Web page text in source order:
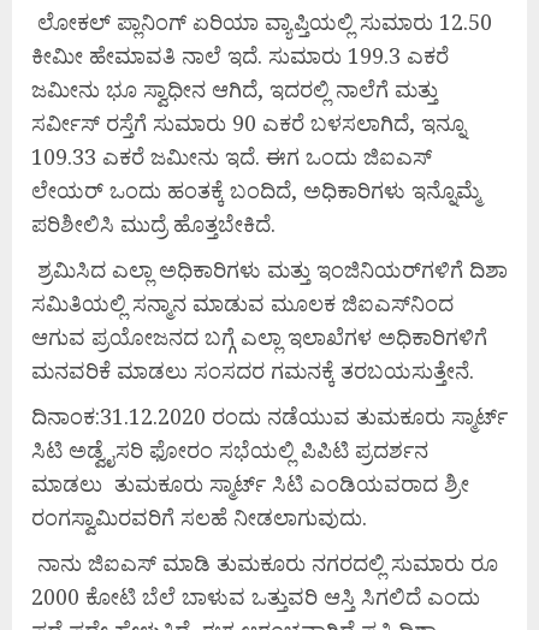
ಲೋಕಲ್ ಪ್ಲಾನಿಂಗ್ ಏರಿಯಾ ವ್ಯಾಪ್ತಿಯಲ್ಲಿ ಸುಮಾರು 12.50
ಕೀಮೀ ಹೇಮಾವತಿ ನಾಲೆ ಇದೆ. ಸುಮಾರು 199.3 ಎಕರೆ
ಜಮೀನು ಭೂ ಸ್ವಾಧೀನ ಆಗಿದೆ, ಇದರಲ್ಲಿ ನಾಲೆಗೆ ಮತ್ತು
ಸರ್ವೀಸ್ ರಸ್ತೆಗೆ ಸುಮಾರು 90 ಎಕರೆ ಬಳಸಲಾಗಿದೆ, ಇನ್ನೂ
109.33 ಎಕರೆ ಜಮೀನು ಇದೆ. ಈಗ ಒಂದು ಜಿಐಎಸ್
ಲೇಯರ್ ಒಂದು ಹಂತಕ್ಕೆ ಬಂದಿದೆ, ಅಧಿಕಾರಿಗಳು ಇನ್ನೊಮ್ಮೆ
ಪರಿಶೀಲಿಸಿ ಮುದ್ರೆ ಹೊತ್ತಬೇಕಿದೆ.
ಶ್ರಮಿಸಿದ ಎಲ್ಲಾ ಅಧಿಕಾರಿಗಳು ಮತ್ತು ಇಂಜಿನಿಯರ್‌ಗಳಿಗೆ ದಿಶಾ
ಸಮಿತಿಯಲ್ಲಿ ಸನ್ಮಾನ ಮಾಡುವ ಮೂಲಕ ಜಿಐಎಸ್‌ನಿಂದ
ಆಗುವ ಪ್ರಯೋಜನದ ಬಗ್ಗೆ ಎಲ್ಲಾ ಇಲಾಖೆಗಳ ಅಧಿಕಾರಿಗಳಿಗೆ
ಮನವರಿಕೆ ಮಾಡಲು ಸಂಸದರ ಗಮನಕ್ಕೆ ತರಬಯಸುತ್ತೇನೆ.
ದಿನಾಂಕ:31.12.2020 ರಂದು ನಡೆಯುವ ತುಮಕೂರು ಸ್ಮಾರ್ಟ್
ಸಿಟಿ ಅಡ್ವೈಸರಿ ಫೋರಂ ಸಭೆಯಲ್ಲಿ ಪಿಪಿಟಿ ಪ್ರದರ್ಶನ
ಮಾಡಲು ತುಮಕೂರು ಸ್ಮಾರ್ಟ್ ಸಿಟಿ ಎಂಡಿಯವರಾದ ಶ್ರೀ
ರಂಗಸ್ವಾಮಿರವರಿಗೆ ಸಲಹೆ ನೀಡಲಾಗುವುದು.
ನಾನು ಜಿಐಎಸ್ ಮಾಡಿ ತುಮಕೂರು ನಗರದಲ್ಲಿ ಸುಮಾರು ರೂ
2000 ಕೋಟಿ ಬೆಲೆ ಬಾಳುವ ಒತ್ತುವರಿ ಆಸ್ತಿ ಸಿಗಲಿದೆ ಎಂದು